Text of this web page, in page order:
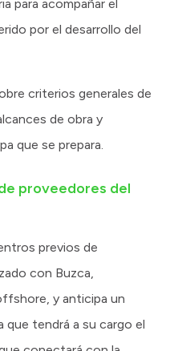
para acompañar el
por el desarrollo del
criterios generales de
de obra y
que se prepara.
proveedores del
previos de
con Buzca,
y anticipa un
tendrá a su cargo el